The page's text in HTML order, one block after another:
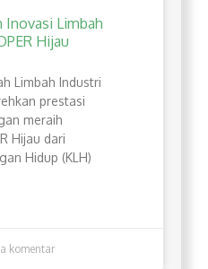
Inovasi Limbah
Hijau
Limbah Industri
prestasi
meraih
Hijau dari
Hidup (KLH)
komentar